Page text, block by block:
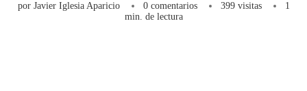
por Javier Iglesia Aparicio 0 comentarios 399visitas
1
min. de lectura